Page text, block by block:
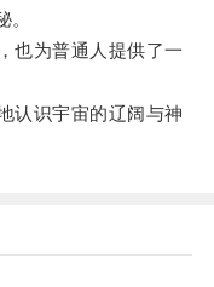
为普通人提供了一
识宇宙的辽阔与神